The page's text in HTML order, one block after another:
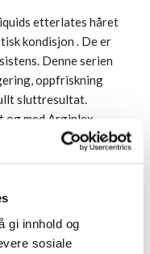
gi innhold og
sosiale
etterlates håret
kondisjon . De er
Denne serien
oppfriskning
sluttresultat.
og med Argiplex